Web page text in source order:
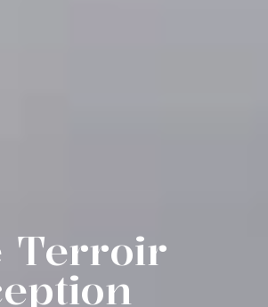
Terroir